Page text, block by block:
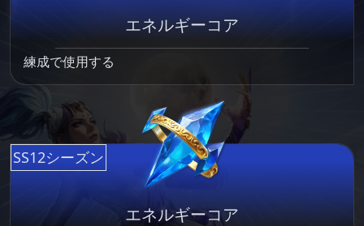
エネルギーコア
練成で使用する
SS12シーズン
エネルギーコア